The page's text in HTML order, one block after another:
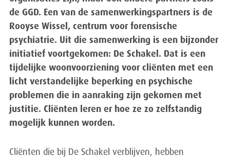
de GGD. Een van de samenwerkingspartners is de
Rooyse Wissel, centrum voor forensische
psychiatrie. Uit die samenwerking is een bijzonder
initiatief voortgekomen: De Schakel. Dat is een
tijdelijke woonvoorziening voor cliënten met een
licht verstandelijke beperking en psychische
problemen die in aanraking zijn gekomen met
justitie. Cliënten leren er hoe ze zo zelfstandig
mogelijk kunnen worden.
Cliënten die bij De Schakel verblijven, hebben